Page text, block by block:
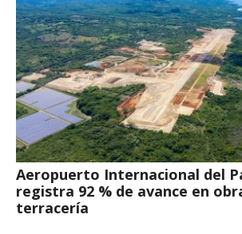
Aeropuerto Internacional del
registra 92 % de avance en
terracería